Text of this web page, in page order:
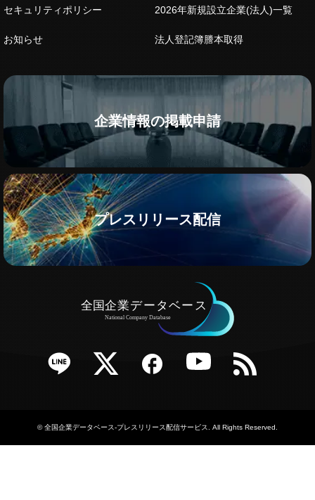
セキュリティポリシー
お知らせ
2026年新規設立企業(法人)一覧
法人登記簿謄本取得
企業情報の掲載申請
プレスリリース配信
Twitter Facebook YouTube RSS
©全国企業データベース-プレスリリース配信サービス. All Rights Reserved.